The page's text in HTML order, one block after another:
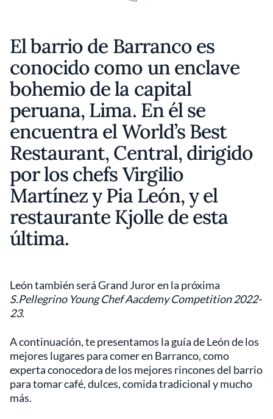
El barrio de Barranco es
conocido como un enclave
bohemio de la capital
peruana, Lima. En él se
encuentra el World’s Best
Restaurant, Central, dirigido
por los chefs Virgilio
Martínez y Pia León, y el
restaurante Kjolle de esta
última.
León también será Grand Juror en la próxima
S.Pellegrino Young Chef Aacdemy Competition 2022-
23.
A continuación, te presentamos la guía de León de los
mejores lugares para comer en Barranco, como
experta conocedora de los mejores rincones del barrio
para tomar café, dulces, comida tradicional y mucho
más.